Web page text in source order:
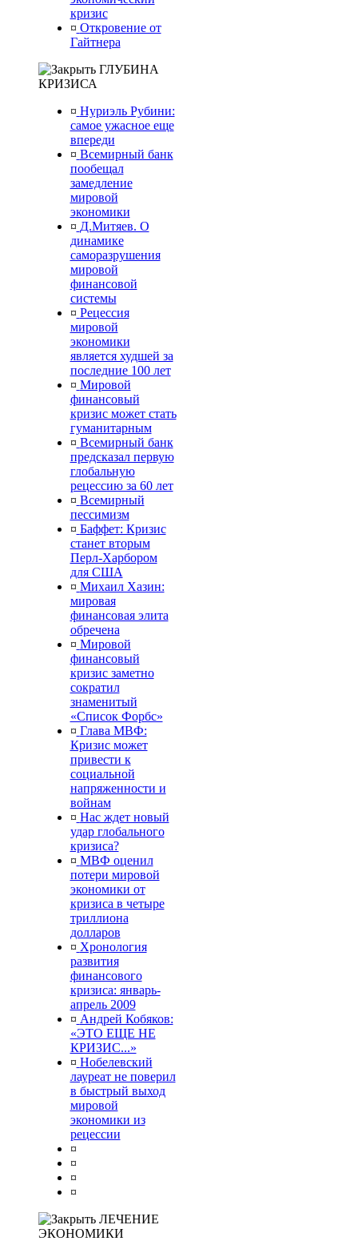
кризис
¤ Откровение от
Гайтнера
ГЛУБИНА
КРИЗИСА
¤ Нуриэль Рубини:
самое ужасное еще
впереди
¤ Всемирный банк
пообещал
замедление
мировой
экономики
¤ Д.Митяев. О
динамике
саморазрушения
мировой
финансовой
системы
¤ Рецессия
мировой
экономики
является худшей за
последние 100 лет
¤ Мировой
финансовый
кризис может стать
гуманитарным
¤ Всемирный банк
предсказал первую
глобальную
рецессию за 60 лет
¤ Всемирный
пессимизм
¤ Баффет: Кризис
станет вторым
Перл-Харбором
для США
¤ Михаил Хазин:
мировая
финансовая элита
обречена
¤ Мировой
финансовый
кризис заметно
сократил
знаменитый
«Список Форбс»
¤ Глава МВФ:
Кризис может
привести к
социальной
напряженности и
войнам
¤ Нас ждет новый
удар глобального
кризиса?
¤ МВФ оценил
потери мировой
экономики от
кризиса в четыре
триллиона
долларов
¤ Хронология
развития
финансового
кризиса: январь-
апрель 2009
¤ Андрей Кобяков:
«ЭТО ЕЩЕ НЕ
КРИЗИС...»
¤ Нобелевский
лауреат не поверил
в быстрый выход
мировой
экономики из
рецессии
¤
¤
¤
¤
ЛЕЧЕНИЕ
ЭКОНОМИКИ